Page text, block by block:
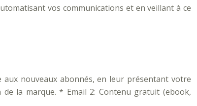
vos communications et en veillant à ce
aux nouveaux abonnés, en leur présentant votre
la marque. * Email 2: Contenu gratuit (ebook,